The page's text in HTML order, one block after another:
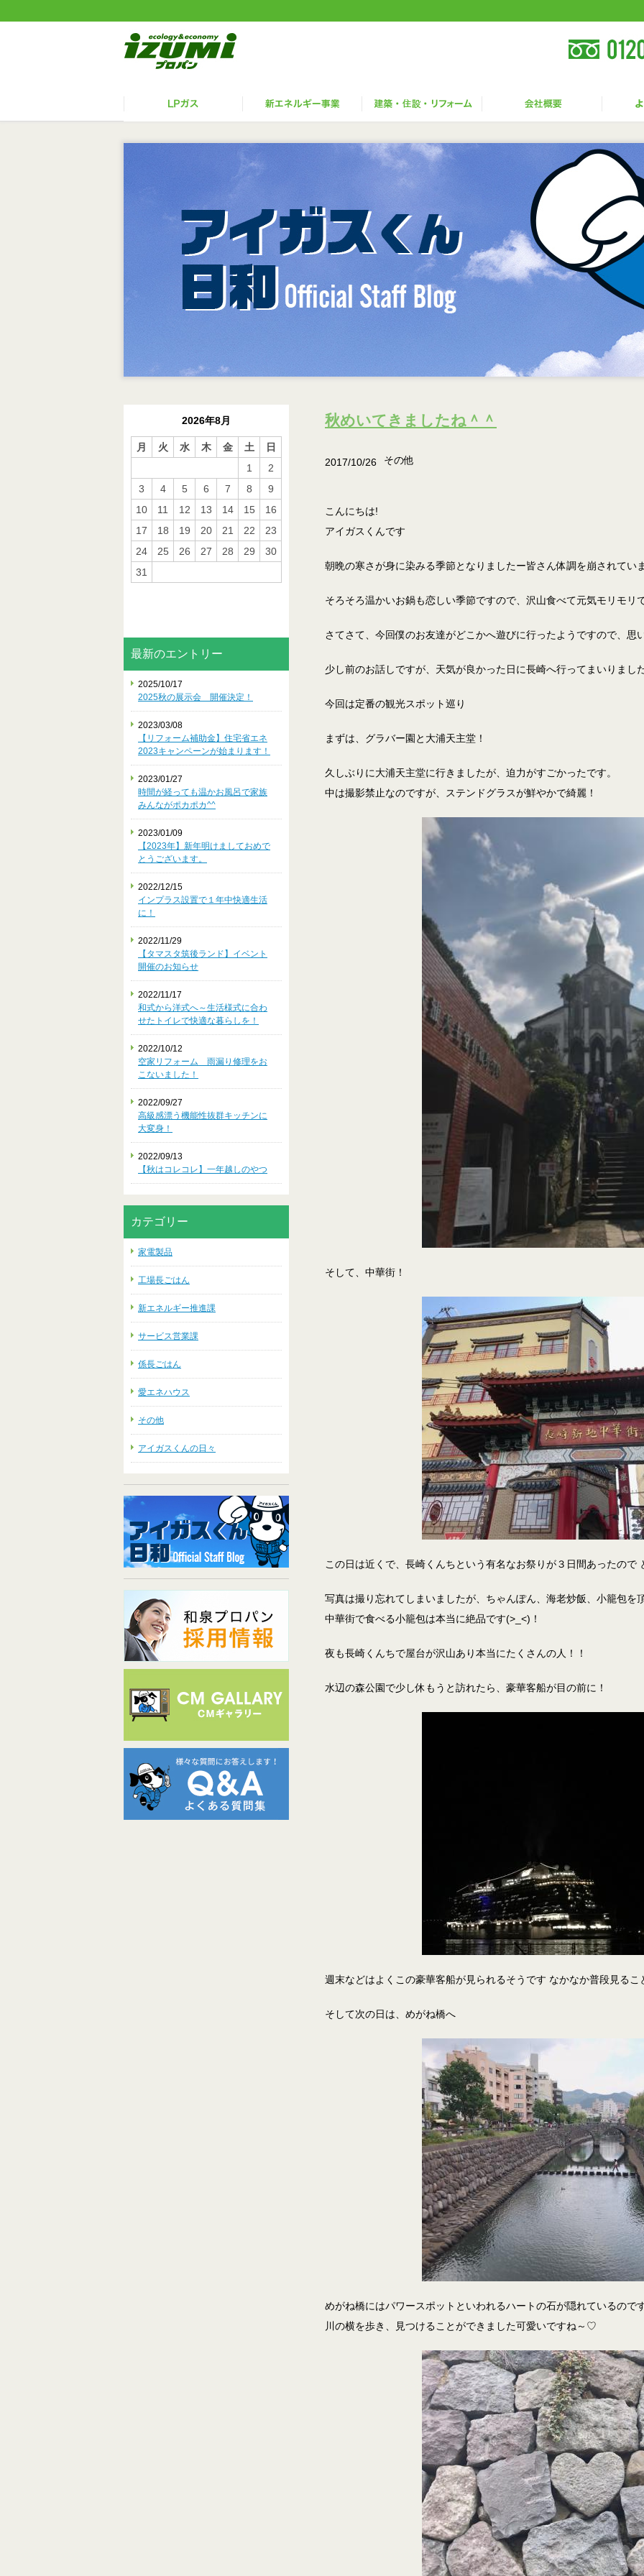
秋めいてきましたね＾＾
2017/10/26 その他
こんにちは!
アイガスくんです
朝晩の寒さが身に染みる季節となりましたー皆さん体調を崩されてい
そろそろ温かいお鍋も恋しい季節ですので、沢山食べて元気モリモリ
さてさて、今回僕のお友達がどこかへ遊びに行ったようですので、思
少し前のお話しですが、天気が良かった日に長崎へ行ってまいりまし
今回は定番の観光スポット巡り
まずは、グラバー園と大浦天主堂！
久しぶりに大浦天主堂に行きましたが、迫力がすごかったです。
中は撮影禁止なのですが、ステンドグラスが鮮やかで綺麗！
そして、中華街！
この日は近くで、長崎くんちという有名なお祭りが３日間あったの
写真は撮り忘れてしまいましたが、ちゃんぽん、海老炒飯、小籠包を
中華街で食べる小籠包は本当に絶品です(>_<)！
夜も長崎くんちで屋台が沢山あり本当にたくさんの人！！
水辺の森公園で少し休もうと訪れたら、豪華客船が目の前に！
週末などはよくこの豪華客船が見られるそうです なかなか普段見る
そして次の日は、めがね橋へ
めがね橋にはパワースポットといわれるハートの石が隠れているので
川の横を歩き、見つけることができました可愛いですね～♡
2026年8月
月 火 水 木 金 土
日
1
2
3
4 5 6 7 8
9
10
11 12 13 14 15
16
17
18 19 20 21 22
23
24
25 26 27 28 29
30
31
最新のエントリー
2025/10/17
2025秋の展示会 開催決定！
2023/03/08
【リフォーム補助金】住宅省エネ
2023キャンペーンが始まります！
2023/01/27
時間が経っても温かお風呂で家族
みんながポカポカ^^
2023/01/09
【2023年】新年明けましておめで
とうございます。
2022/12/15
インプラス設置で１年中快適生活
に！
2022/11/29
【タマスタ筑後ランド】イベント
開催のお知らせ
2022/11/17
和式から洋式へ～生活様式に合わ
せたトイレで快適な暮らしを！
2022/10/12
空家リフォーム 雨漏り修理をお
こないました！
2022/09/27
高級感漂う機能性抜群キッチンに
大変身！
2022/09/13
【秋はコレコレ】一年越しのやつ
カテゴリー
家電製品
工場長ごはん
新エネルギー推進課
サービス営業課
係長ごはん
愛エネハウス
その他
アイガスくんの日々